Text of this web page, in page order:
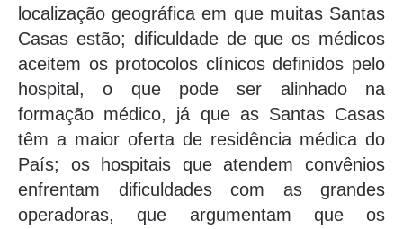
localização geográfica em que muitas Santas
Casas estão; dificuldade de que os médicos
aceitem os protocolos clínicos definidos pelo
hospital, o que pode ser alinhado na
formação médico, já que as Santas Casas
têm a maior oferta de residência médica do
País; os hospitais que atendem convênios
enfrentam dificuldades com as grandes
operadoras, que argumentam que os